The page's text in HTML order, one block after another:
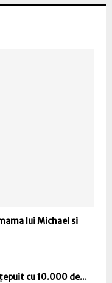
lui Michael si
cu 10.000 de...